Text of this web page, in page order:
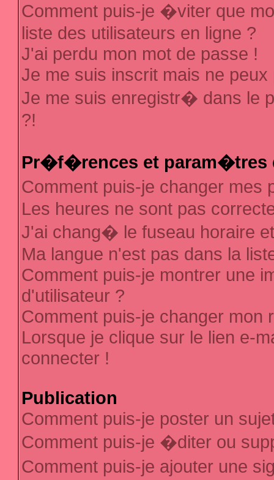
Comment puis-je �viter que
liste des utilisateurs en ligne ?
J'ai perdu mon mot de passe !
Je me suis inscrit mais ne
Je me suis enregistr� dans le
?!
Pr�f�rences et param�tres
Comment puis-je changer
Les heures ne sont pas
J'ai chang� le fuseau horaire
Ma langue n'est pas dans la
Comment puis-je montrer une
d'utilisateur ?
Comment puis-je changer mon
Lorsque je clique sur le lien e-
connecter !
Publication
Comment puis-je poster un
Comment puis-je �diter ou
Comment puis-je ajouter une